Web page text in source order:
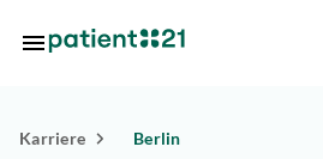
Standorte
Karriere Berlin